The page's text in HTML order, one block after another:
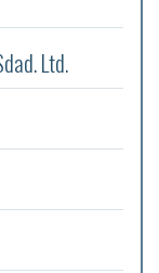
Ltd.